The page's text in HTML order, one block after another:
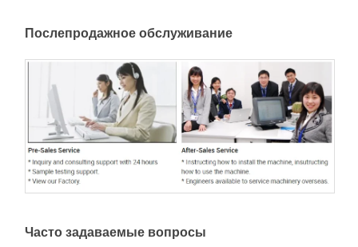
Послепродажное обслуживание
Часто задаваемые вопросы